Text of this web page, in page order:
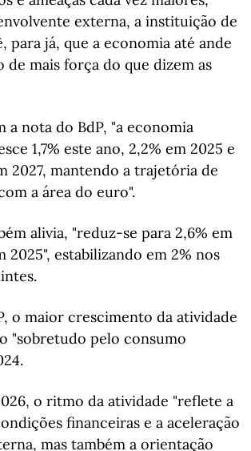
externa, a instituição de
para já, que a economia até ande
de mais força do que dizem as
a nota do BdP, "a economia
1,7% este ano, 2,2% em 2025 e
2027, mantendo a trajetória de
a área do euro".
alivia, "reduz-se para 2,6% em
2025", estabilizando em 2% nos
o maior crescimento da atividade
"sobretudo pelo consumo
o ritmo da atividade "reflete a
financeiras e a aceleração
mas também a orientação